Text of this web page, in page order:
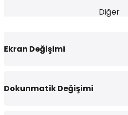
Diğer
Ekran Değişimi
Dokunmatik Değişimi